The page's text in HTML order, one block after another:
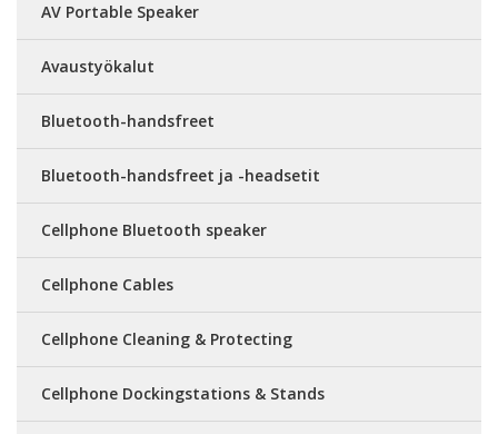
AV Portable Speaker
Avaustyökalut
Bluetooth-handsfreet
Bluetooth-handsfreet ja -headsetit
Cellphone Bluetooth speaker
Cellphone Cables
Cellphone Cleaning & Protecting
Cellphone Dockingstations & Stands